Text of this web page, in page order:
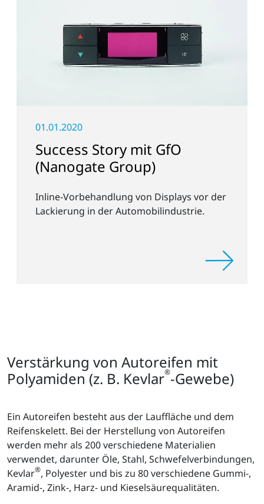
01.01.2020
Success Story mit GfO
(Nanogate Group)
Inline-Vorbehandlung von Displays vor der
Lackierung in der Automobilindustrie.
Verstärkung von Autoreifen mit
Polyamiden (z. B. Kevlar®-Gewebe)
Ein Autoreifen besteht aus der Lauffläche und dem
Reifenskelett. Bei der Herstellung von Autoreifen
werden mehr als 200 verschiedene Materialien
verwendet, darunter Öle, Stahl, Schwefelverbindungen,
Kevlar®, Polyester und bis zu 80 verschiedene Gummi-,
Aramid-, Zink-, Harz- und Kieselsäurequalitäten.